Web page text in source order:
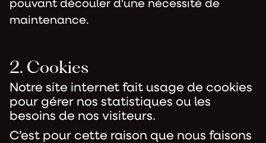
pouvant découler d'une nécessité de
maintenance.
2. Cookies
Notre site internet fait usage de cookies
pour gérer nos statistiques ou les
besoins de nos visiteurs.
C’est pour cette raison que nous faisons